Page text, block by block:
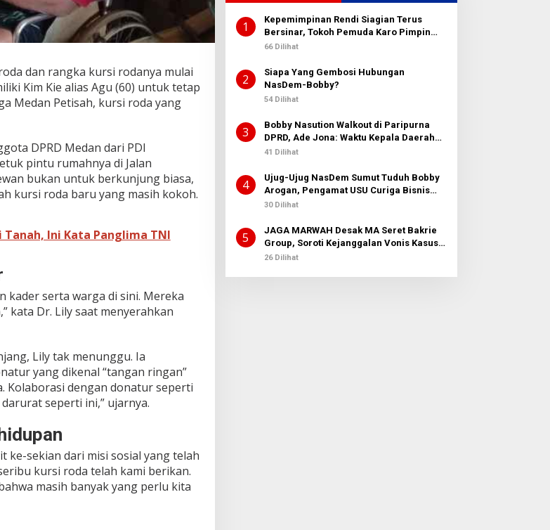
dan rangka kursi rodanya mulai
Kim Kie alias Agu (60) untuk tetap
Medan Petisah, kursi roda yang
DPRD Medan dari PDI
pintu rumahnya di Jalan
bukan untuk berkunjung biasa,
kursi roda baru yang masih kokoh.
Ini Kata Panglima TNI
kader serta warga di sini. Mereka
kata Dr. Lily saat menyerahkan
Lily tak menunggu. Ia
yang dikenal “tangan ringan”
Kolaborasi dengan donatur seperti
seperti ini,” ujarnya.
ke-sekian dari misi sosial yang telah
kursi roda telah kami berikan.
masih banyak yang perlu kita
1
Kepemimpinan Rendi Siagian Terus
Bersinar, Tokoh Pemuda Karo Pimpin
PKN MJA Kota Medan
66 Dilihat
2
Siapa Yang Gembosi Hubungan
NasDem-Bobby?
54 Dilihat
3
Bobby Nasution Walkout di Paripurna
DPRD, Ade Jona: Waktu Kepala Daerah
Tak Boleh Terbuang Sia-sia
41 Dilihat
4
Ujug-Ujug NasDem Sumut Tuduh Bobby
Arogan, Pengamat USU Curiga Bisnis
Reklame
30 Dilihat
5
JAGA MARWAH Desak MA Seret Bakrie
Group, Soroti Kejanggalan Vonis Kasus
PET
26 Dilihat